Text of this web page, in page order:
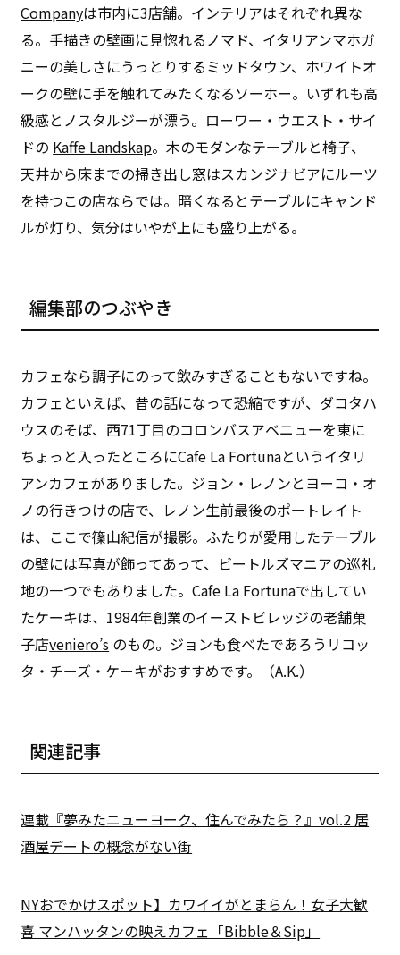
Companyは市内に3店舗。インテリアはそれぞれ異な
る。手描きの壁画に見惚れるノマド、イタリアンマホガ
ニーの美しさにうっとりするミッドタウン、ホワイトオ
ークの壁に手を触れてみたくなるソーホー。いずれも高
級感とノスタルジーが漂う。ローワー・ウエスト・サイ
ドの Kaffe Landskap。木のモダンなテーブルと椅子、
天井から床までの掃き出し窓はスカンジナビアにルーツ
を持つこの店ならでは。暗くなるとテーブルにキャンド
ルが灯り、気分はいやが上にも盛り上がる。
編集部のつぶやき
カフェなら調子にのって飲みすぎることもないですね。
カフェといえば、昔の話になって恐縮ですが、ダコタハ
ウスのそば、西71丁目のコロンバスアベニューを東に
ちょっと入ったところにCafe La Fortunaというイタリ
アンカフェがありました。ジョン・レノンとヨーコ・オ
ノの行きつけの店で、レノン生前最後のポートレイト
は、ここで篠山紀信が撮影。ふたりが愛用したテーブル
の壁には写真が飾ってあって、ビートルズマニアの巡礼
地の一つでもありました。Cafe La Fortunaで出してい
たケーキは、1984年創業のイーストビレッジの老舗菓
子店veniero’s のもの。ジョンも食べたであろうリコッ
タ・チーズ・ケーキがおすすめです。（A.K.）
関連記事
連載『夢みたニューヨーク、住んでみたら？』vol.2 居
酒屋デートの概念がない街
NYおでかけスポット】カワイイがとまらん！女子大歓
喜 マンハッタンの映えカフェ「Bibble＆Sip」